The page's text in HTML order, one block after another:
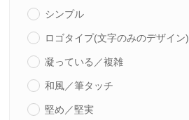
シンプル
ロゴタイプ(文字のみのデザイン)
凝っている／複雑
和風／筆タッチ
堅め／堅実